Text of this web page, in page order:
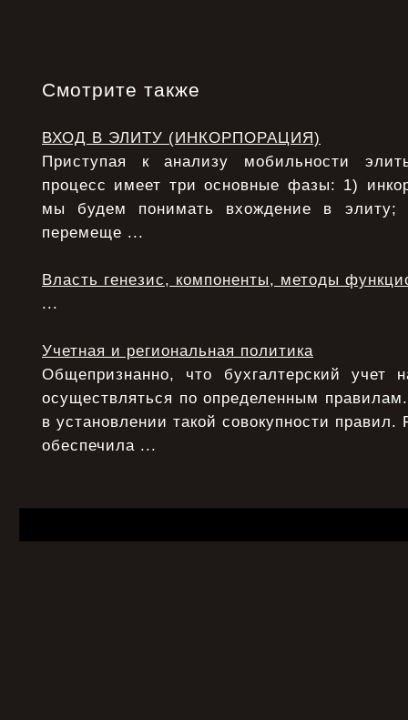
Смотрите также
ВХОД В ЭЛИТУ (ИНКОРПОРАЦИЯ)
Приступая к анализу мобильности
процесс имеет три основные фазы: 1)
мы будем понимать вхождение в
перемеще ...
Власть генезис, компоненты, методы
...
Учетная и региональная политика
Общепризнанно, что бухгалтерский учет
осуществляться по определенным
в установлении такой совокупности
обеспечила ...